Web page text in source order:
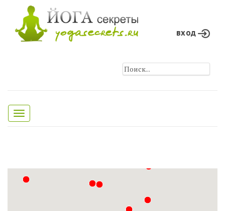
вход
Toggle
navigation